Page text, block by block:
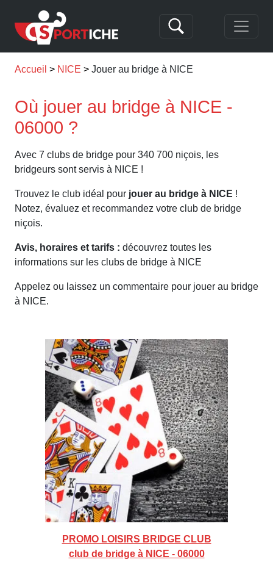
Accueil NICE Jouer au bridge à NICE
Où jouer au bridge à NICE -
06000 ?
Avec 7 clubs de bridge pour 340 700 niçois, les
bridgeurs sont servis à NICE !
Trouvez le club idéal pour jouer au bridge à NICE !
Notez, évaluez et recommandez votre club de bridge
niçois.
Avis, horaires et tarifs : découvrez toutes les
informations sur les clubs de bridge à NICE
Appelez ou laissez un commentaire pour jouer au bridge
à NICE.
PROMO LOISIRS BRIDGE CLUB
club de bridge à NICE - 06000